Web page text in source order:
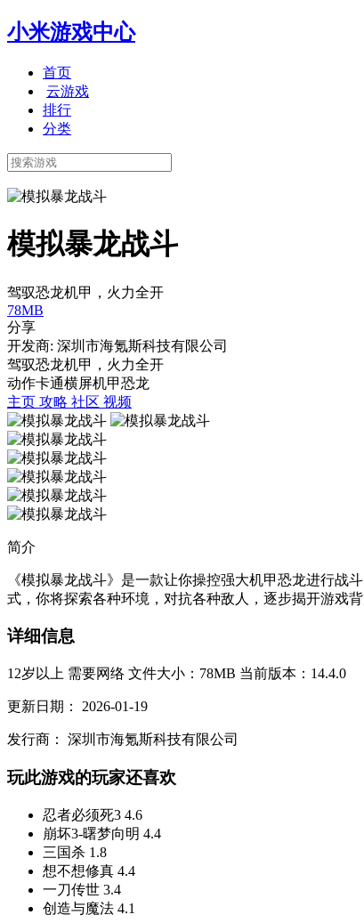
小米游戏中心
首页
云游戏
排行
分类
模拟暴龙战斗
驾驭恐龙机甲，火力全开
78MB
分享
开发商: 深圳市海氪斯科技有限公司
驾驭恐龙机甲，火力全开
动作卡通横屏机甲恐龙
主页 攻略 社区 视频
简介
《模拟暴龙战斗》是一款让你操控强大机甲恐龙进行
式，你将探索各种环境，对抗各种敌人，逐步揭开游戏
详细信息
12岁以上 需要网络 文件大小：78MB 当前版本：14.4.0
更新日期： 2026-01-19
发行商： 深圳市海氪斯科技有限公司
玩此游戏的玩家还喜欢
忍者必须死3 4.6
崩坏3-曙梦向明 4.4
三国杀 1.8
想不想修真 4.4
一刀传世 3.4
创造与魔法 4.1